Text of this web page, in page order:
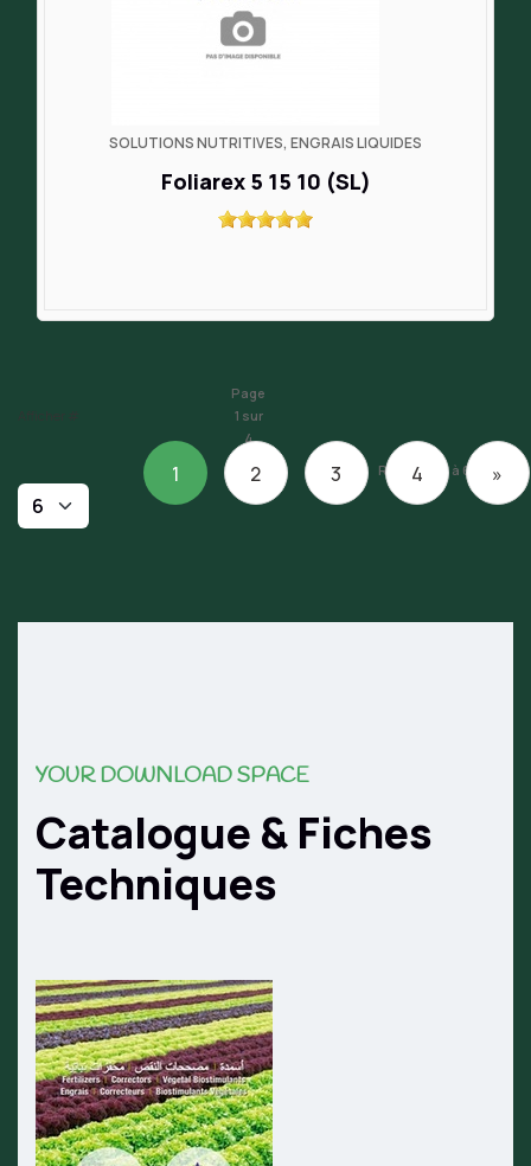
SOLUTIONS NUTRITIVES, ENGRAIS LIQUIDES
Foliarex 5 15 10 (SL)
Afficher #
1 2 3 4 »
Page
1 sur
4
Résultats 1 à 6 sur 23
YOUR DOWNLOAD SPACE
Catalogue & Fiches
Techniques